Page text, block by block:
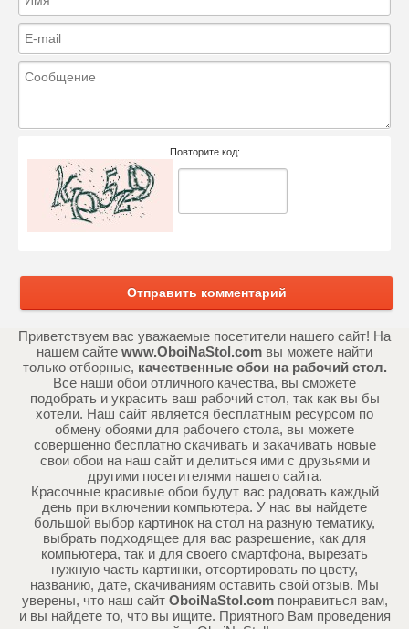
Повторите код:
Отправить комментарий
Приветствуем вас уважаемые посетители нашего сайт! На
нашем сайте www.OboiNaStol.com вы можете найти
только отборные, качественные обои на рабочий стол.
Все наши обои отличного качества, вы сможете
подобрать и украсить ваш рабочий стол, так как вы бы
хотели. Наш сайт является бесплатным ресурсом по
обмену обоями для рабочего стола, вы можете
совершенно бесплатно скачивать и закачивать новые
свои обои на наш сайт и делиться ими с друзьями и
другими посетителями нашего сайта.
Красочные красивые обои будут вас радовать каждый
день при включении компьютера. У нас вы найдете
большой выбор картинок на стол на разную тематику,
выбрать подходящее для вас разрешение, как для
компьютера, так и для своего смартфона, вырезать
нужную часть картинки, отсортировать по цвету,
названию, дате, скачиваниям оставить свой отзыв. Мы
уверены, что наш сайт OboiNaStol.comпонравиться вам,
и вы найдете то, что вы ищите. Приятного Вам проведения